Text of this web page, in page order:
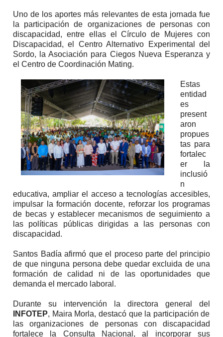
Uno de los aportes más relevantes de esta jornada fue
la participación de organizaciones de personas con
discapacidad, entre ellas el Círculo de Mujeres con
Discapacidad, el Centro Alternativo Experimental del
Sordo, la Asociación para Ciegos Nueva Esperanza y
el Centro de Coordinación Mating.
Estas
entidad
es
present
aron
propues
tas para
fortalec
er la
inclusió
n
educativa, ampliar el acceso a tecnologías accesibles,
impulsar la formación docente, reforzar los programas
de becas y establecer mecanismos de seguimiento a
las políticas públicas dirigidas a las personas con
discapacidad.
Santos Badía afirmó que el proceso parte del principio
de que ninguna persona debe quedar excluida de una
formación de calidad ni de las oportunidades que
demanda el mercado laboral.
Durante su intervención la directora general del
INFOTEP, Maira Morla, destacó que la participación de
las organizaciones de personas con discapacidad
fortalece la Consulta Nacional, al incorporar sus